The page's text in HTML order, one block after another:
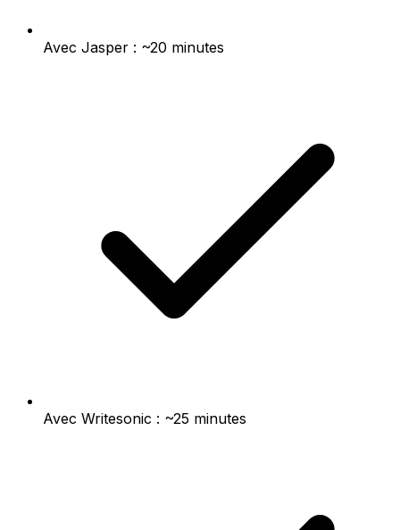
Avec Jasper : ~20 minutes
Avec Writesonic : ~25 minutes